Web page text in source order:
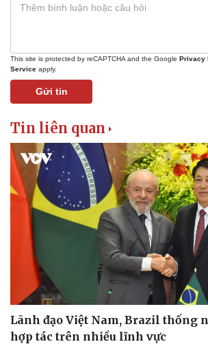
Thể thao
Ô tô - Xe
This site is protected by reCAPTCHA and the Google Privacy
Service apply.
Gửi tin
Tin liên quan
Lãnh đạo Việt Nam, Brazil thống
hợp tác trên nhiều lĩnh vực